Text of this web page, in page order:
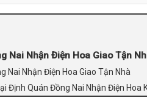
Nai Nhận Điện Hoa Giao Tận
Nai Nhận Điện Hoa Giao Tận Nhà
Định Quán Đồng Nai Nhận Điện Hoa